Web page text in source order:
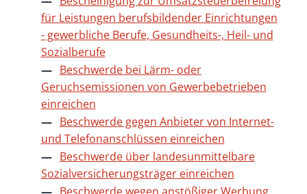
für Leistungen berufsbildender Einrichtungen
- gewerbliche Berufe, Gesundheits-, Heil- und
Sozialberufe
Beschwerde bei Lärm- oder
Geruchsemissionen von Gewerbebetrieben
einreichen
Beschwerde gegen Anbieter von Internet-
und Telefonanschlüssen einreichen
Beschwerde über landesunmittelbare
Sozialversicherungsträger einreichen